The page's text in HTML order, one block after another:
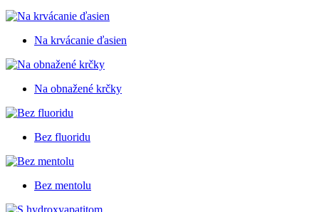
Na krvácanie ďasien
Na obnažené krčky
Bez fluoridu
Bez mentolu